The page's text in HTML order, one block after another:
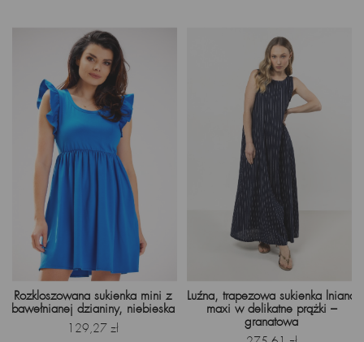
Rozkloszowana sukienka mini z
bawełnianej dzianiny, niebieska
Cena
129,27 zł
Luźna, trapezowa sukienka lniana
maxi w delikatne prążki –
granatowa